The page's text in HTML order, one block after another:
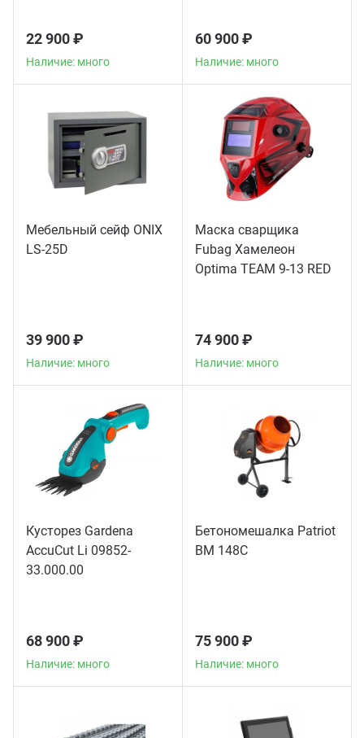
22 900 ₽
Наличие: много
60 900 ₽
Наличие: много
Мебельный сейф ONIX
LS-25D
39 900 ₽
Наличие: много
Маска сварщика
Fubag Хамелеон
Optima TEAM 9-13 RED
74 900 ₽
Наличие: много
Кусторез Gardena
AccuCut Li 09852-
33.000.00
68 900 ₽
Наличие: много
Бетономешалка Patriot
BM 148C
75 900 ₽
Наличие: много